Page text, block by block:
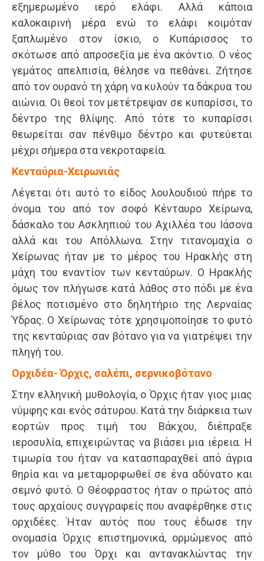
εξημερωμένο ιερό ελάφι. Αλλά κάποια
καλοκαιρινή μέρα ενώ το ελάφι κοιμόταν
ξαπλωμένο στον ίσκιο, ο Κυπάρισσος το
σκότωσε από απροσεξία με ένα ακόντιο. Ο νέος
γεμάτος απελπισία, θέλησε να πεθάνει. Ζήτησε
από τον ουρανό τη χάρη να κυλούν τα δάκρυα του
αιώνια. Οι θεοί τον μετέτρεψαν σε κυπαρίσσι, το
δέντρο της θλίψης. Από τότε το κυπαρίσσι
θεωρείται σαν πένθιμο δέντρο και φυτεύεται
μέχρι σήμερα στα νεκροταφεία.
Κενταύρια-Χειρωνιάς
Λέγεται ότι αυτό το είδος λουλουδιού πήρε το
όνομα του από τον σοφό Κένταυρο Χείρωνα,
δάσκαλο του Ασκληπιού του Αχιλλέα του Ιάσονα
αλλά και του Απόλλωνα. Στην τιτανομαχία ο
Χείρωνας ήταν με το μέρος του Ηρακλής στη
μάχη του εναντίον των κενταύρων. Ο Ηρακλής
όμως τον πλήγωσε κατά λάθος στο πόδι με ένα
βέλος ποτισμένο στο δηλητήριο της Λερναίας
Ύδρας. Ο Χείρωνας τότε χρησιμοποίησε το φυτό
της κενταύριας σαν βότανο για να γιατρέψει την
πληγή του.
Ορχιδέα- Όρχις, σαλέπι, σερνικοβότανο
Στην ελληνική μυθολογία, ο Όρχις ήταν γιος μιας
νύμφης και ενός σάτυρου. Κατά την διάρκεια των
εορτών προς τιμή του Βάκχου, διέπραξε
ιεροσυλία, επιχειρώντας να βιάσει μια ιέρεια. Η
τιμωρία του ήταν να κατασπαραχθεί από άγρια
θηρία και να μεταμορφωθεί σε ένα αδύνατο και
σεμνό φυτό. Ο Θέοφραστος ήταν ο πρώτος από
τους αρχαίους συγγραφείς που αναφέρθηκε στις
ορχιδέες. Ήταν αυτός που τους έδωσε την
ονομασία Όρχις επιστημονικά, ορμώμενος από
τον μύθο του Όρχι και αντανακλώντας την